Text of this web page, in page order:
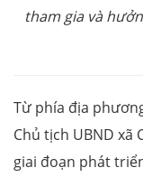
tham gia và
Từ phía địa
Chủ tịch UBND xã
giai đoạn phát